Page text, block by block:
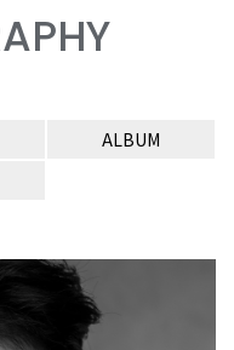
ALBUM